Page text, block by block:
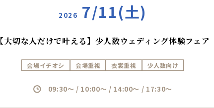
2026 7/11(土)
【大切な人だけで叶える】少人数ウェディング体験フェア
会場イチオシ 会場重視 衣裳重視 少人数向け
09:30～ / 10:00～ / 14:00～ / 17:30～